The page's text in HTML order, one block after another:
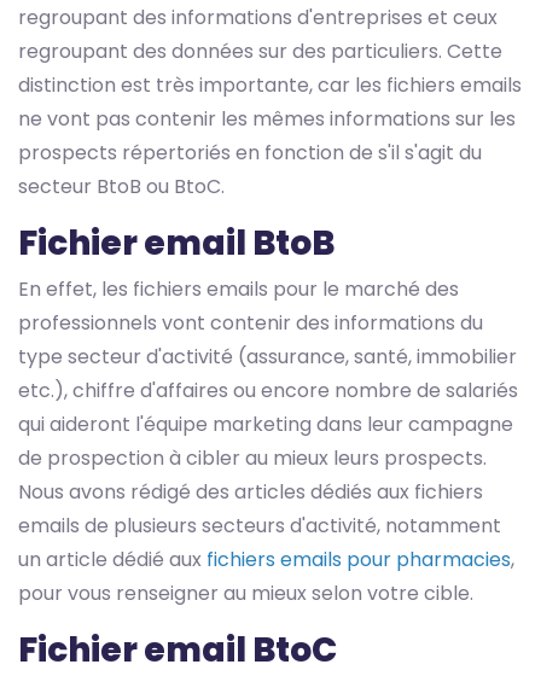
regroupant des informations d'entreprises et ceux
regroupant des données sur des particuliers. Cette
distinction est très importante, car les fichiers emails
ne vont pas contenir les mêmes informations sur les
prospects répertoriés en fonction de s'il s'agit du
secteur BtoB ou BtoC.
Fichier email BtoB
En effet, les fichiers emails pour le marché des
professionnels vont contenir des informations du
type secteur d'activité (assurance, santé, immobilier
etc.), chiffre d'affaires ou encore nombre de salariés
qui aideront l'équipe marketing dans leur campagne
de prospection à cibler au mieux leurs prospects.
Nous avons rédigé des articles dédiés aux fichiers
emails de plusieurs secteurs d'activité, notamment
un article dédié aux fichiers emails pour pharmacies,
pour vous renseigner au mieux selon votre cible.
Fichier email BtoC